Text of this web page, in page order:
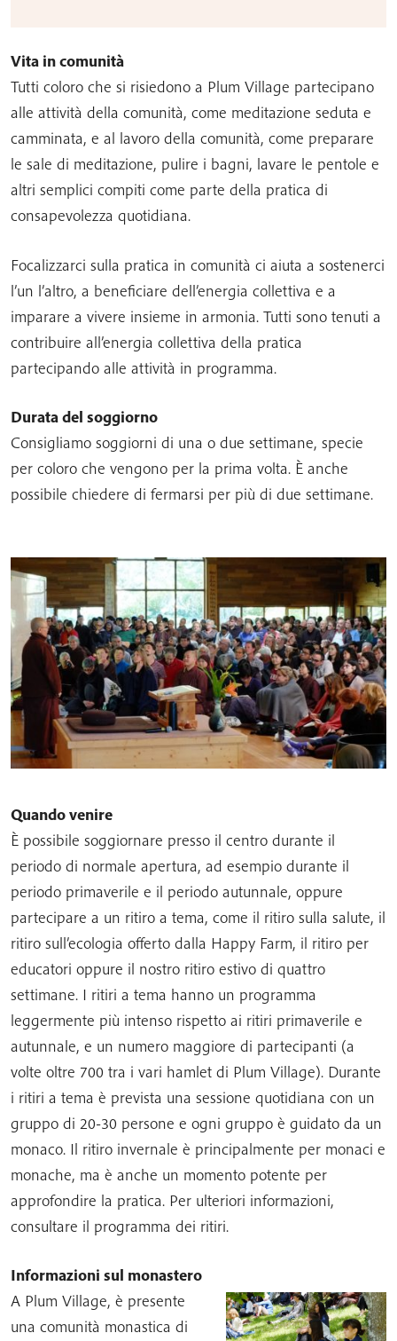
Vita in comunità
Tutti coloro che si risiedono a Plum Village partecipano
alle attività della comunità, come meditazione seduta e
camminata, e al lavoro della comunità, come preparare
le sale di meditazione, pulire i bagni, lavare le pentole e
altri semplici compiti come parte della pratica di
consapevolezza quotidiana.
Focalizzarci sulla pratica in comunità ci aiuta a sostenerci
l’un l’altro, a beneficiare dell’energia collettiva e a
imparare a vivere insieme in armonia. Tutti sono tenuti a
contribuire all’energia collettiva della pratica
partecipando alle attività in programma.
Durata del soggiorno
Consigliamo soggiorni di una o due settimane, specie
per coloro che vengono per la prima volta. È anche
possibile chiedere di fermarsi per più di due settimane.
Quando venire
È possibile soggiornare presso il centro durante il
periodo di normale apertura, ad esempio durante il
periodo primaverile e il periodo autunnale, oppure
partecipare a un ritiro a tema, come il ritiro sulla salute, il
ritiro sull’ecologia offerto dalla Happy Farm, il ritiro per
educatori oppure il nostro ritiro estivo di quattro
settimane. I ritiri a tema hanno un programma
leggermente più intenso rispetto ai ritiri primaverile e
autunnale, e un numero maggiore di partecipanti (a
volte oltre 700 tra i vari hamlet di Plum Village). Durante
i ritiri a tema è prevista una sessione quotidiana con un
gruppo di 20-30 persone e ogni gruppo è guidato da un
monaco. Il ritiro invernale è principalmente per monaci e
monache, ma è anche un momento potente per
approfondire la pratica. Per ulteriori informazioni,
consultare il programma dei ritiri.
Informazioni sul monastero
A Plum Village, è presente
una comunità monastica di